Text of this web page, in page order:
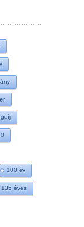
100 év
135 éves